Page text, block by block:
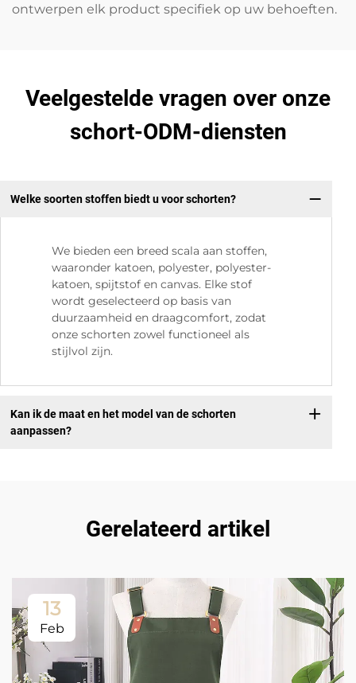
ontwerpen elk product specifiek op uw behoeften.
Veelgestelde vragen over onze
schort-ODM-diensten
Welke soorten stoffen biedt u voor schorten?
We bieden een breed scala aan stoffen,
waaronder katoen, polyester, polyester-
katoen, spijtstof en canvas. Elke stof
wordt geselecteerd op basis van
duurzaamheid en draagcomfort, zodat
onze schorten zowel functioneel als
stijlvol zijn.
Kan ik de maat en het model van de schorten
aanpassen?
Gerelateerd artikel
13
Feb